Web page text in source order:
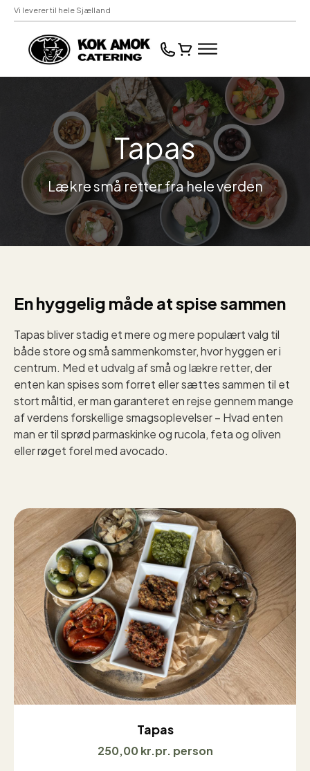
Vi leverer til hele Sjælland
Tapas
Lækre små retter fra hele verden
En hyggelig måde at spise sammen
Tapas bliver stadig et mere og mere populært valg til
både store og små sammenkomster, hvor hyggen er i
centrum. Med et udvalg af små og lækre retter, der
enten kan spises som forret eller sættes sammen til et
stort måltid, er man garanteret en rejse gennem mange
af verdens forskellige smagsoplevelser – Hvad enten
man er til sprød parmaskinke og rucola, feta og oliven
eller røget forel med avocado.
Tapas
250,00 kr.pr. person